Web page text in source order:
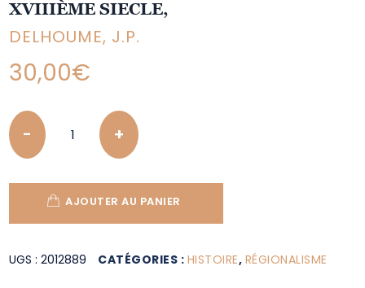
XVIIIÈME SIECLE,
DELHOUME, J.P.
30,00€
Quantity
AJOUTER AU PANIER
UGS :2012889 CATÉGORIES : HISTOIRE, RÉGIONALISME